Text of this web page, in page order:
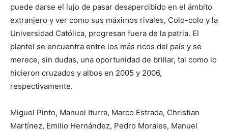
puede darse el lujo de pasar desapercibido en el ámbito
extranjero y ver como sus máximos rivales, Colo-colo y la
Universidad Católica, progresan fuera de la patria. El
plantel se encuentra entre los más ricos del país y se
merece, sin dudas, una oportunidad de brillar, tal como lo
hicieron cruzados y albos en 2005 y 2006,
respectivamente.
Miguel Pinto, Manuel Iturra, Marco Estrada, Christian
Martínez, Emilio Hernández, Pedro Morales, Manuel